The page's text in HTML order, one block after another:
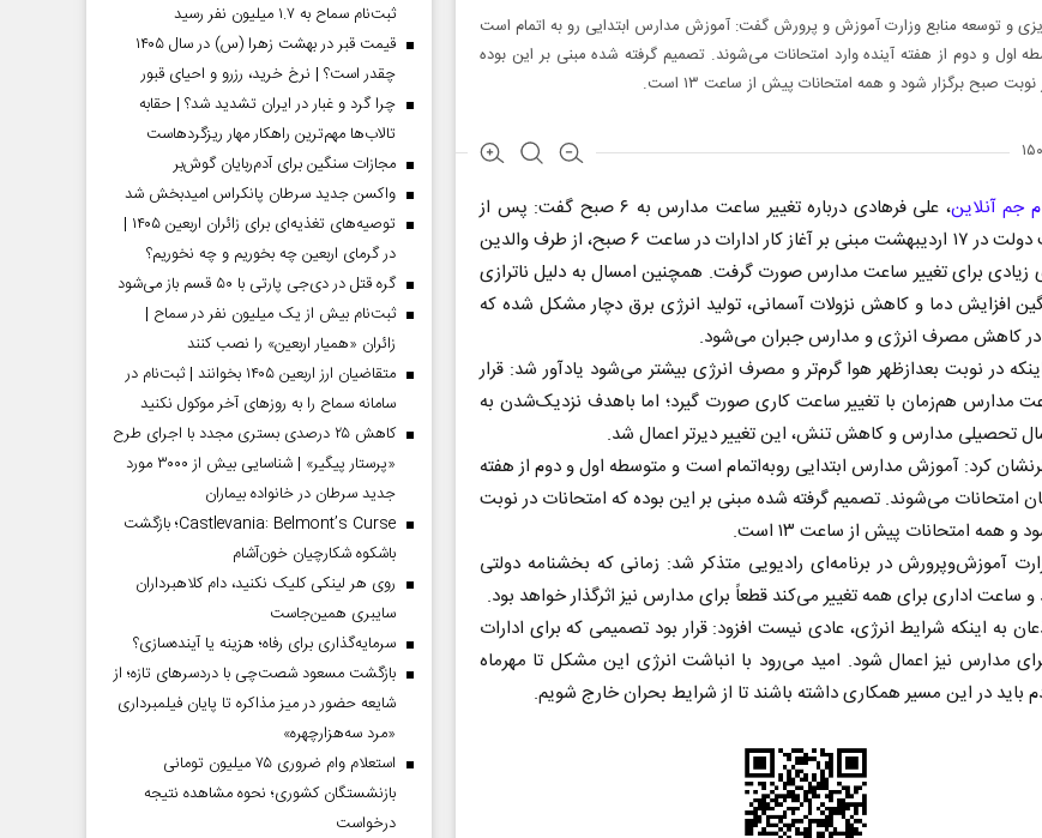
و توسعه منابع وزارت آموزش و پرورش گفت: آموزش مدارس ابتدایی رو به‌ اتمام است
اول و دوم از هفته آینده وارد امتحانات می‌شوند. تصمیم گرفته شده مبنی بر این بوده
صبح برگزار شود و همه امتحانات پیش از ساعت ۱۳ است.
جم آنلاین
، علی فرهادی درباره تغییر ساعت مدارس به ۶ صبح گفت: پس از
مصوبه هیئت دولت در ۱۷ اردیبهشت مبنی بر آغاز کار ادارات در ساعت ۶ صبح، از طرف والدین
زیادی برای تغییر ساعت مدارس صورت گرفت. همچنین امسال به دلیل ناترازی
افزایش دما و کاهش نزولات آسمانی، تولید انرژی برق دچار مشکل شده که
کاهش مصرف انرژی و مدارس جبران می‌شود.
در نوبت بعدازظهر هوا گرم‌تر و مصرف انرژی بیشتر می‌شود یادآور شد: قرار
مدارس هم‌زمان با تغییر ساعت کاری صورت گیرد؛ اما باهدف نزدیک‌شدن به
تحصیلی مدارس و کاهش تنش، این تغییر دیرتر اعمال شد.
کرد: آموزش مدارس ابتدایی روبه‌اتمام است و متوسطه اول و دوم از هفته
امتحانات می‌شوند. تصمیم گرفته شده مبنی بر این بوده که امتحانات در نوبت
و همه امتحانات پیش از ساعت ۱۳ است.
آموزش‌وپرورش در برنامه‌ای رادیویی متذکر شد: زمانی که بخشنامه دولتی
ساعت اداری برای همه تغییر می‌کند قطعاً برای مدارس نیز اثرگذار خواهد بود.
به اینکه شرایط انرژی، عادی نیست افزود: قرار بود تصمیمی که برای ادارات
مدارس نیز اعمال شود. امید می‌رود با انباشت انرژی این مشکل تا مهرماه
در این مسیر همکاری داشته باشند تا از شرایط بحران خارج شویم.
ثبت‌نام سماح به ۱.۷ میلیون نفر رسید
قیمت قبر در بهشت زهرا (س) در سال ۱۴۰۵
چقدر است؟ | نرخ خرید، رزرو و احیای قبور
چرا گرد و غبار در ایران تشدید شد؟ | حقابه
تالاب‌ها مهم‌ترین راهکار مهار ریزگردهاست
مجازات سنگین برای آدم‌ربایان گوش‌بر
واکسن جدید سرطان پانکراس امیدبخش شد
توصیه‌های تغذیه‌ای برای زائران اربعین ۱۴۰۵ |
در گرمای اربعین چه بخوریم و چه نخوریم؟
گره قتل در دی‌جی پارتی با ۵۰ قسم باز می‌شود
ثبت‌نام بیش از یک میلیون نفر در سماح |
زائران «همیار اربعین» را نصب کنند
متقاضیان ارز اربعین ۱۴۰۵ بخوانند | ثبت‌نام در
سامانه سماح را به روز‌های آخر موکول نکنید
کاهش ۲۵ درصدی بستری مجدد با اجرای طرح
«پرستار پیگیر» | شناسایی بیش از ۳۰۰۰ مورد
جدید سرطان در خانواده بیماران
Castlevania: Belmont’s Curse؛ بازگشت
باشکوه شکارچیان خون‌آشام
روی هر لینکی کلیک نکنید، دام کلاهبرداران
سایبری همین‌جاست
سرمایه‌گذاری برای رفاه؛ هزینه یا آینده‌سازی؟
بازگشت مسعود شصت‌چی با دردسر‌های تازه؛ از
شایعه حضور در میز مذاکره تا پایان فیلمبرداری
«مرد سه‌هزارچهره»
استعلام وام ضروری ۷۵ میلیون تومانی
بازنشستگان کشوری؛ نحوه مشاهده نتیجه
درخواست